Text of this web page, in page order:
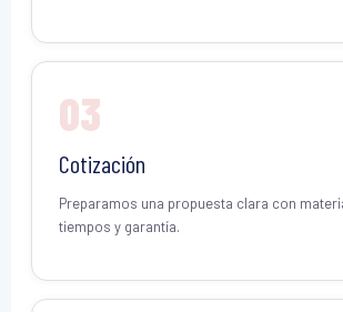
03
Cotización
Preparamos una propuesta clara con
tiempos y garantía.